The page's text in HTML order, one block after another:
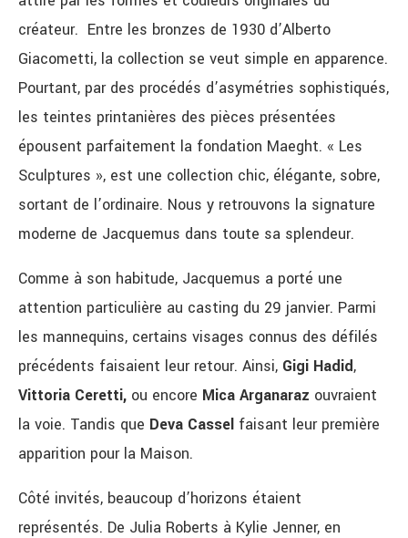
créateur. Entre les bronzes de 1930 d’Alberto
Giacometti, la collection se veut simple en apparence.
Pourtant, par des procédés d’asymétries sophistiqués,
les teintes printanières des pièces présentées
épousent parfaitement la fondation Maeght. « Les
Sculptures », est une collection chic, élégante, sobre,
sortant de l’ordinaire. Nous y retrouvons la signature
moderne de Jacquemus dans toute sa splendeur.
Comme à son habitude, Jacquemus a porté une
attention particulière au casting du 29 janvier. Parmi
les mannequins, certains visages connus des défilés
précédents faisaient leur retour. Ainsi, Gigi Hadid,
Vittoria Ceretti, ou encore Mica Arganaraz ouvraient
la voie. Tandis que Deva Cassel faisant leur première
apparition pour la Maison.
Côté invités, beaucoup d’horizons étaient
représentés. De Julia Roberts à Kylie Jenner, en